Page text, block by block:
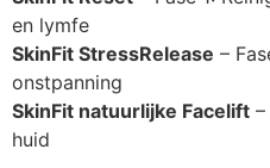
en lymfe
SkinFit StressRelease –
onstpanning
SkinFit natuurlijke Facelift
huid